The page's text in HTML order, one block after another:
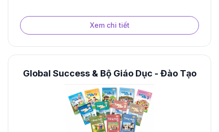
Xem chi tiết
Global Success & Bộ Giáo Dục - Đào Tạo